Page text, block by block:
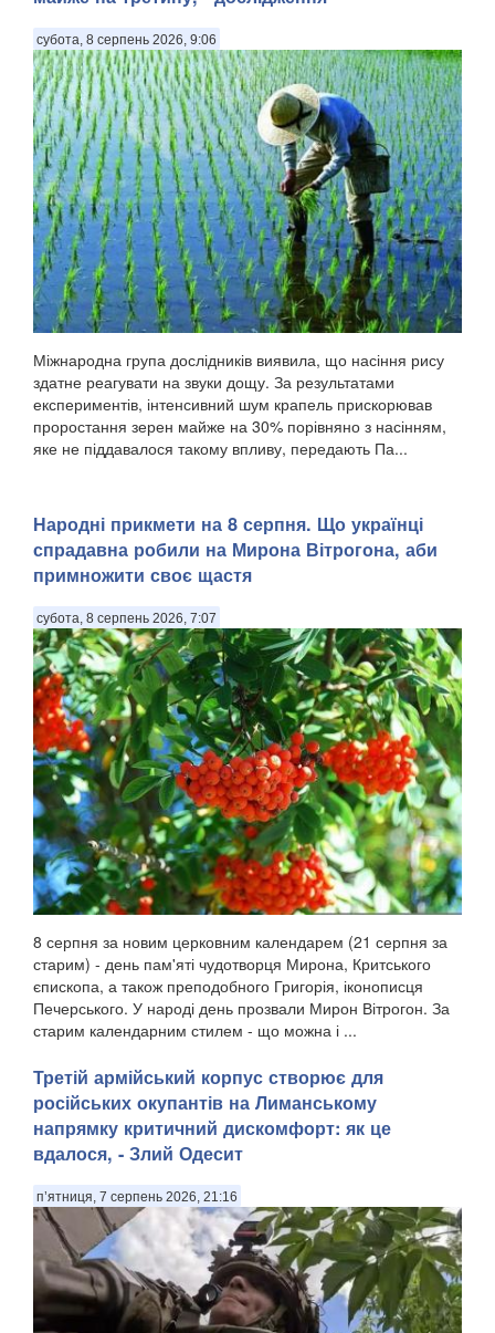
субота, 8 серпень 2026, 9:06
Міжнародна група дослідників виявила, що насіння рису
здатне реагувати на звуки дощу. За результатами
експериментів, інтенсивний шум крапель прискорював
проростання зерен майже на 30% порівняно з насінням,
яке не піддавалося такому впливу, передають Па...
Народні прикмети на 8 серпня. Що українці
спрадавна робили на Мирона Вітрогона, аби
примножити своє щастя
субота, 8 серпень 2026, 7:07
8 серпня за новим церковним календарем (21 серпня за
старим) - день пам'яті чудотворця Мирона, Критського
єпископа, а також преподобного Григорія, іконописця
Печерського. У народі день прозвали Мирон Вітрогон. За
старим календарним стилем - що можна і ...
Третій армійський корпус створює для
російських окупантів на Лиманському
напрямку критичний дискомфорт: як це
вдалося, - Злий Одесит
п’ятниця, 7 серпень 2026, 21:16